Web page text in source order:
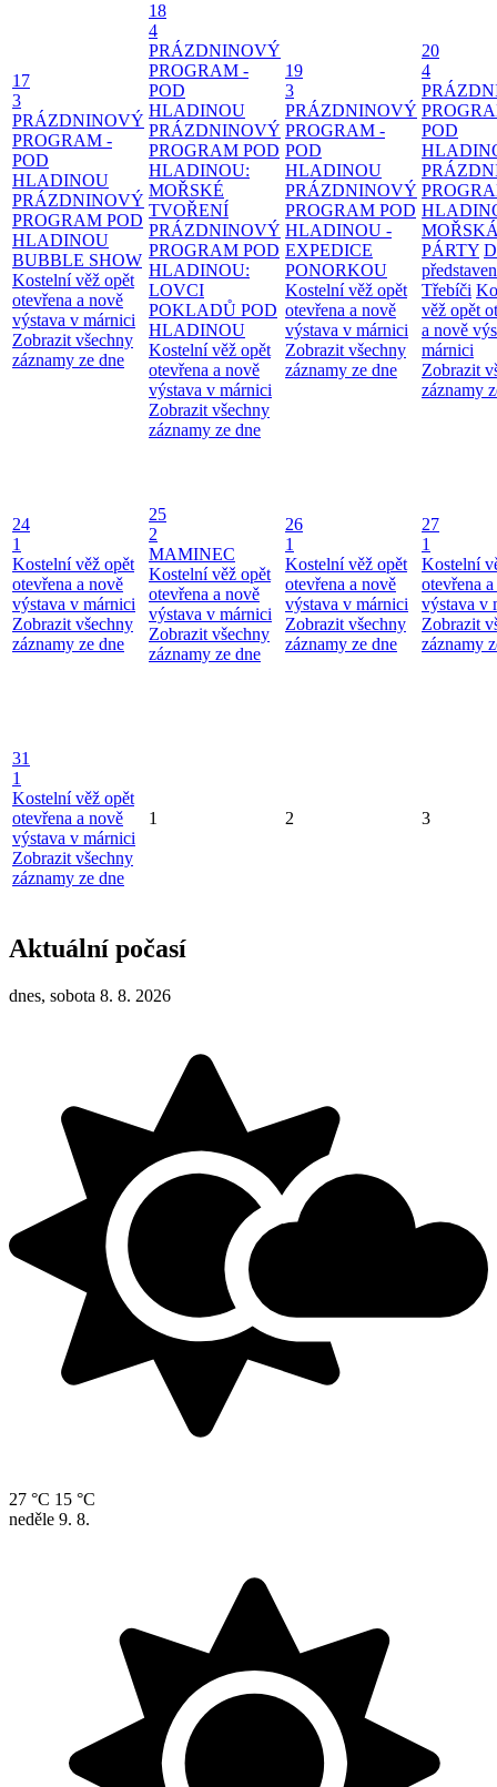
17
3
PRÁZDNINOVÝ
PROGRAM -
POD
HLADINOU
PRÁZDNINOVÝ
PROGRAM POD
HLADINOU
BUBBLE SHOW
Kostelní věž opět
otevřena a nově
výstava v márnici
Zobrazit všechny
záznamy ze dne
18
4
PRÁZDNINOVÝ
PROGRAM -
POD
HLADINOU
PRÁZDNINOVÝ
PROGRAM POD
HLADINOU:
MOŘSKÉ
TVOŘENÍ
PRÁZDNINOVÝ
PROGRAM POD
HLADINOU:
LOVCI
POKLADŮ POD
HLADINOU
Kostelní věž opět
otevřena a nově
výstava v márnici
Zobrazit všechny
záznamy ze dne
19
3
PRÁZDNINOVÝ
PROGRAM -
POD
HLADINOU
PRÁZDNINOVÝ
PROGRAM POD
HLADINOU -
EXPEDICE
PONORKOU
Kostelní věž opět
otevřena a nově
výstava v márnici
Zobrazit všechny
záznamy ze dne
20
4
POD
PÁRTY
Třebíči
věž opět
a nově
márnici
Zobrazit
záznamy
24
1
Kostelní věž opět
otevřena a nově
výstava v márnici
Zobrazit všechny
záznamy ze dne
25
2
MAMINEC
Kostelní věž opět
otevřena a nově
výstava v márnici
Zobrazit všechny
záznamy ze dne
26
1
Kostelní věž opět
otevřena a nově
výstava v márnici
Zobrazit všechny
záznamy ze dne
27
1
Kostelní
otevřena
výstava v
Zobrazit
záznamy
31
1
Kostelní věž opět
otevřena a nově
výstava v márnici
Zobrazit všechny
záznamy ze dne
1 2 3
Aktuální počasí
dnes, sobota 8. 8. 2026
27 °C 15 °C
neděle 9. 8.